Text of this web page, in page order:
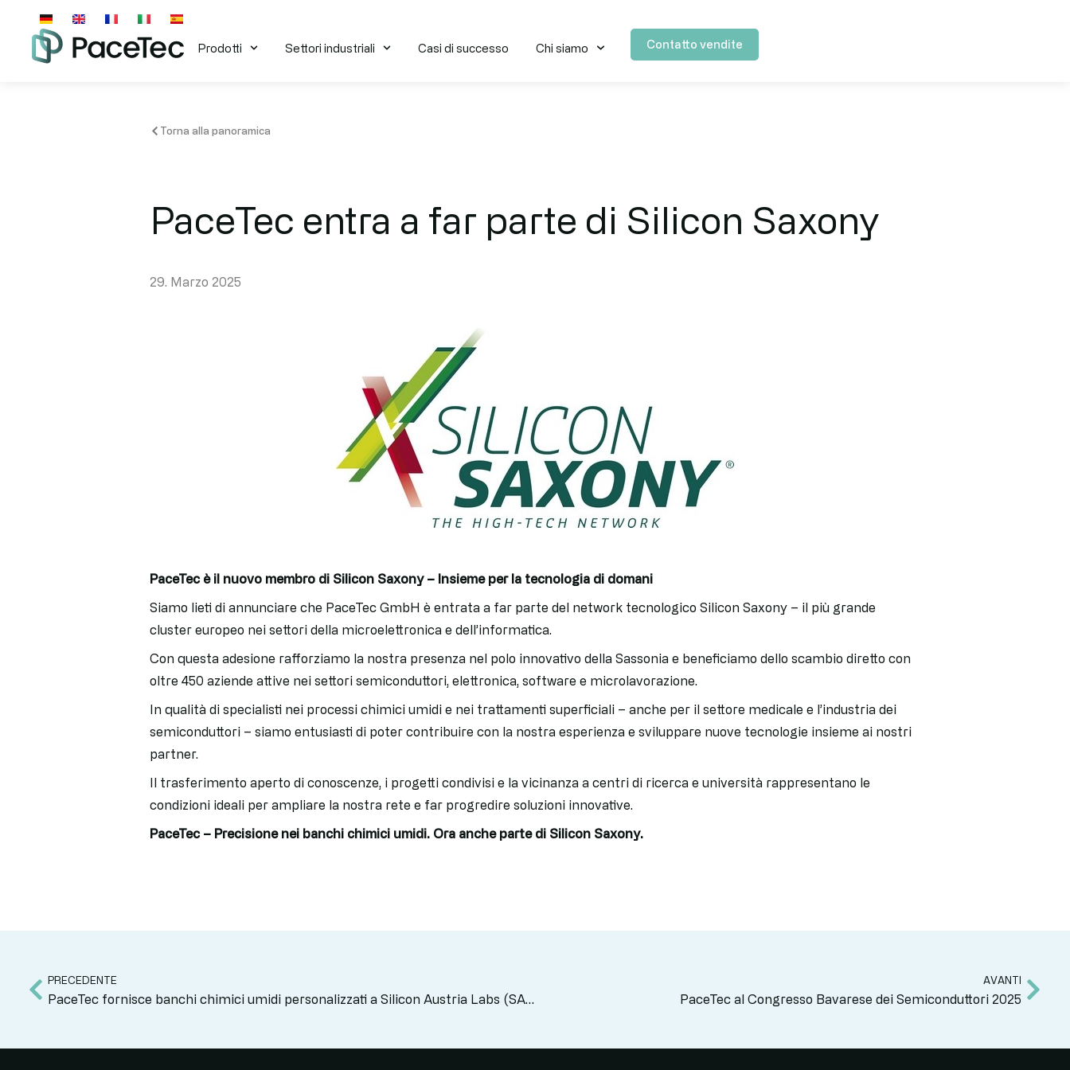
Prodotti Settori industriali Casi di successo Chi siamo Contatto vendite
Torna alla panoramica
PaceTec entra a far parte di Silicon Saxony
29. Marzo 2025
PaceTec è il nuovo membro di Silicon Saxony – Insieme per la tecnologia di domani
Siamo lieti di annunciare che PaceTec GmbH è entrata a far parte del network tecnologico Silicon Saxony – il più grande
cluster europeo nei settori della microelettronica e dell’informatica.
Con questa adesione rafforziamo la nostra presenza nel polo innovativo della Sassonia e beneficiamo dello scambio diretto con
oltre 450 aziende attive nei settori semiconduttori, elettronica, software e microlavorazione.
In qualità di specialisti nei processi chimici umidi e nei trattamenti superficiali – anche per il settore medicale e l’industria dei
semiconduttori – siamo entusiasti di poter contribuire con la nostra esperienza e sviluppare nuove tecnologie insieme ai nostri
partner.
Il trasferimento aperto di conoscenze, i progetti condivisi e la vicinanza a centri di ricerca e università rappresentano le
condizioni ideali per ampliare la nostra rete e far progredire soluzioni innovative.
PaceTec – Precisione nei banchi chimici umidi. Ora anche parte di Silicon Saxony.
PRECEDENTE
PaceTec fornisce banchi chimici umidi personalizzati a Silicon Austria Labs (SAL)
AVANTI
PaceTec al Congresso Bavarese dei Semiconduttori 2025